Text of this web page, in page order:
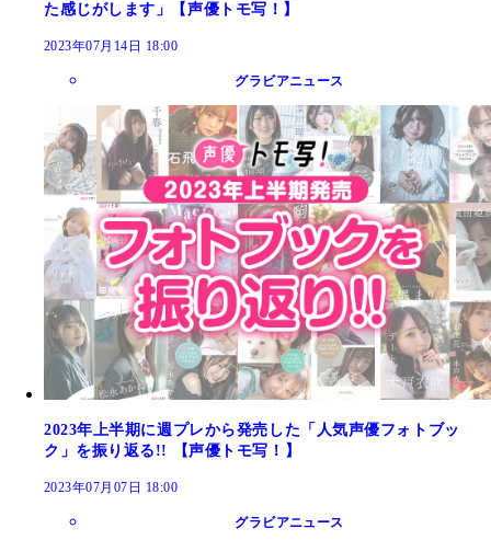
た感じがします」【声優トモ写！】
2023年07月14日 18:00
グラビアニュース
2023年上半期に週プレから発売した「人気声優フォトブッ
ク」を振り返る!! 【声優トモ写！】
2023年07月07日 18:00
グラビアニュース